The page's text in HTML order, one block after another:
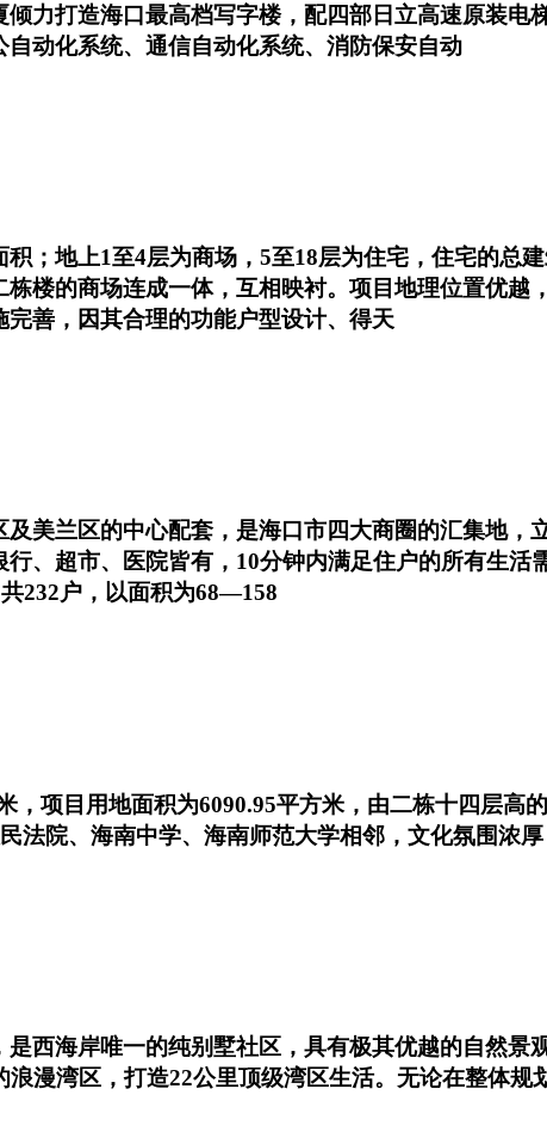
力打造海口最高档写字楼，配四部日立高速原装
动化系统、通信自动化系统、消防保安自动
；地上1至4层为商场，5至18层为住宅，住宅的总
楼的商场连成一体，互相映衬。项目地理位置优
善，因其合理的功能户型设计、得天
美兰区的中心配套，是海口市四大商圈的汇集地，
、超市、医院皆有，10分钟内满足住户的所有生活
232户，以面积为68—158
，项目用地面积为6090.95平方米，由二栋十四层高
法院、海南中学、海南师范大学相邻，文化氛围浓厚
西海岸唯一的纯别墅社区，具有极其优越的自然
漫湾区，打造22公里顶级湾区生活。无论在整体